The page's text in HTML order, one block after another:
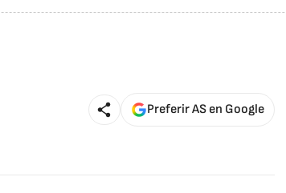
Preferir AS en Google